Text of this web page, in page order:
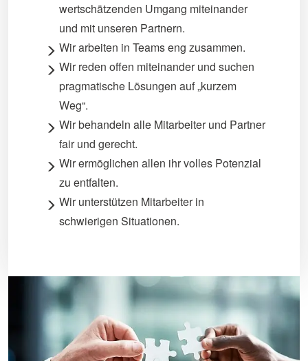
wertschätzenden Umgang miteinander
und mit unseren Partnern.
Wir arbeiten in Teams eng zusammen.
Wir reden offen miteinander und suchen
pragmatische Lösungen auf „kurzem
Weg“.
Wir behandeln alle Mitarbeiter und Partner
fair und gerecht.
Wir ermöglichen allen ihr volles Potenzial
zu entfalten.
Wir unterstützen Mitarbeiter in
schwierigen Situationen.